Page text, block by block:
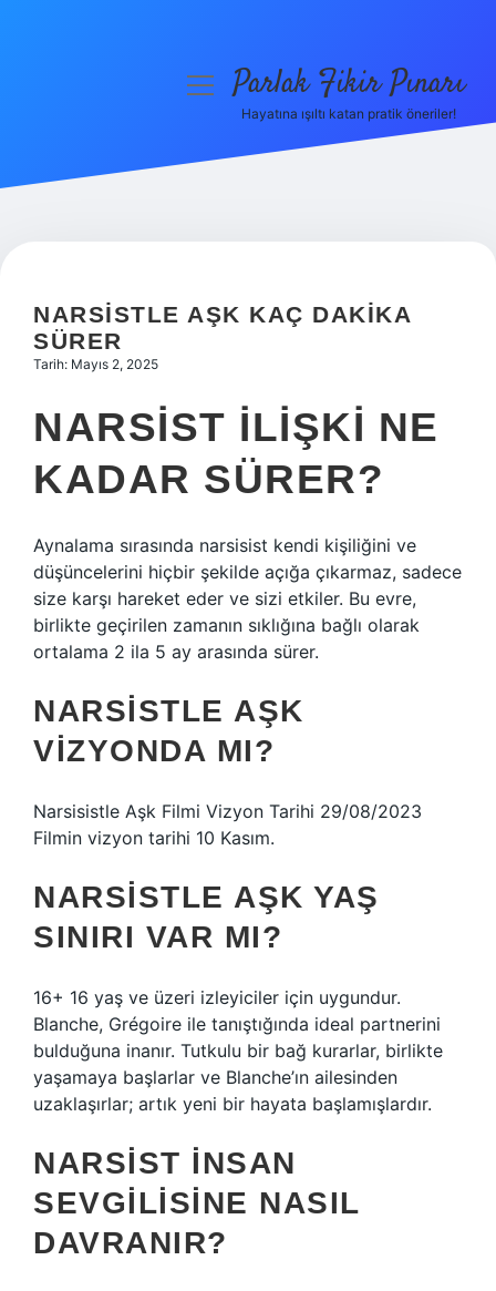
Hakkımızda
menüyüParlak Fikir Pınarı
Hayatına ışıltı katan pratik öneriler!
NARSISTLE AŞK KAÇ DAKIKA
SÜRER
Tarih: Mayıs 2, 2025
NARSIST ILIŞKI NE
KADAR SÜRER?
Aynalama sırasında narsisist kendi kişiliğini ve
düşüncelerini hiçbir şekilde açığa çıkarmaz, sadece
size karşı hareket eder ve sizi etkiler. Bu evre,
birlikte geçirilen zamanın sıklığına bağlı olarak
ortalama 2 ila 5 ay arasında sürer.
NARSISTLE AŞK
VIZYONDA MI?
Narsisistle Aşk Filmi Vizyon Tarihi 29/08/2023
Filmin vizyon tarihi 10 Kasım.
NARSISTLE AŞK YAŞ
SINIRI VAR MI?
16+ 16 yaş ve üzeri izleyiciler için uygundur.
Blanche, Grégoire ile tanıştığında ideal partnerini
bulduğuna inanır. Tutkulu bir bağ kurarlar, birlikte
yaşamaya başlarlar ve Blanche’ın ailesinden
uzaklaşırlar; artık yeni bir hayata başlamışlardır.
NARSIST INSAN
SEVGILISINE NASIL
DAVRANIR?